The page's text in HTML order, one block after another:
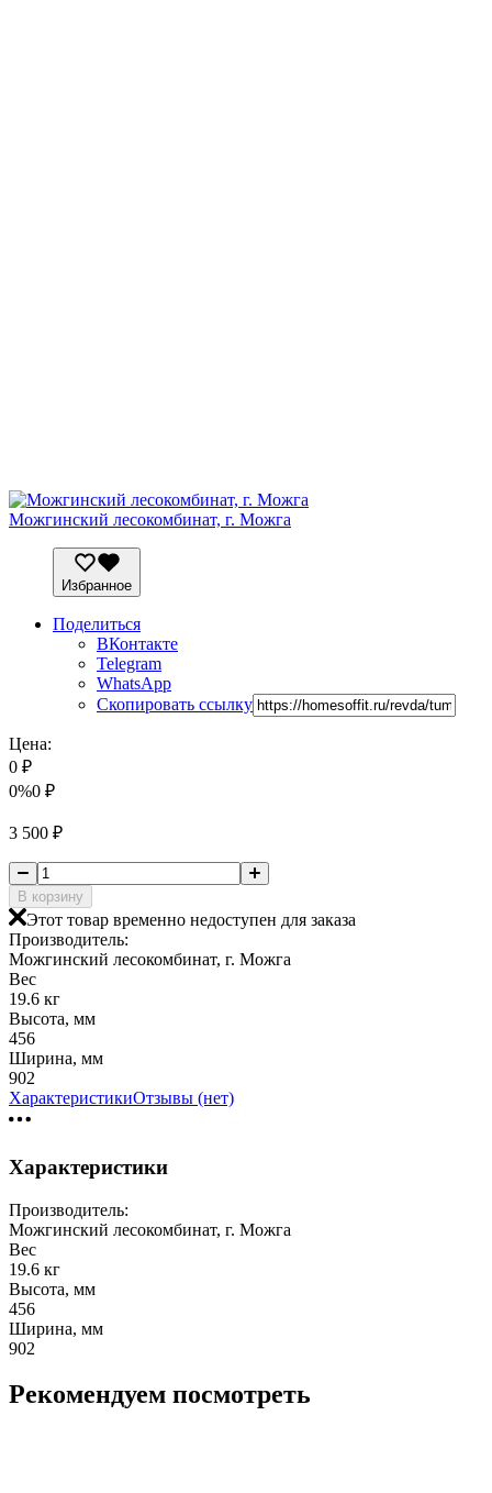
Можгинский лесокомбинат, г. Можга
Избранное
Поделиться
ВКонтакте
Telegram
WhatsApp
Скопировать ссылку
Цена:
0 ₽
0%0 ₽
3 500 ₽
В корзину
Этот товар временно недоступен для заказа
Производитель:
Можгинский лесокомбинат, г. Можга
Вес
19.6 кг
Высота, мм
456
Ширина, мм
902
ХарактеристикиОтзывы (нет)
Характеристики
Производитель:
Можгинский лесокомбинат, г. Можга
Вес
19.6 кг
Высота, мм
456
Ширина, мм
902
Рекомендуем посмотреть